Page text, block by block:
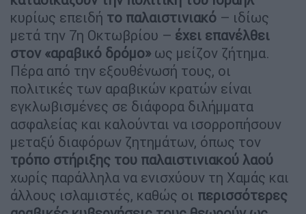
κυρίως επειδή το παλαιστινιακό – ιδίως
μετά την 7η Οκτωβρίου – έχει επανέλθει
στον «αραβικό δρόμο» ως μείζον ζήτημα.
Πέρα από την εξουθένωσή τους, οι
πολιτικές των αραβικών κρατών είναι
εγκλωβισμένες σε διάφορα διλήμματα
ασφαλείας και καλούνται να ισορροπήσουν
μεταξύ διαφόρων ζητημάτων, όπως τον
τρόπο στήριξης του παλαιστινιακού λαού
χωρίς παράλληλα να ενισχύουν τη Χαμάς και
άλλους ισλαμιστές, καθώς οι περισσότερες